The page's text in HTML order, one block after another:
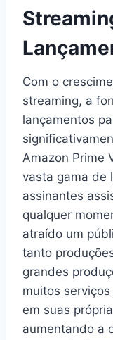
Com o
streaming, a
lançamentos
Amazon Prime
vasta gama de
assinantes
qualquer
atraído um
tanto
grandes
muitos
em suas
aumentando a